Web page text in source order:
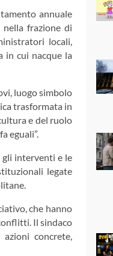
annuale
frazione di
locali,
in cui nacque la
luogo simbolo
trasformata in
e del ruolo
eguali”.
gli interventi e le
legate
che hanno
Il sindaco
concrete,